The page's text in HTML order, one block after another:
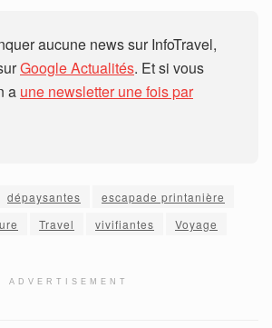
aucune news sur InfoTravel,
Google Actualités. Et si vous
a une newsletter une fois par
dépaysantes
escapade printanière
Travel vivifiantes Voyage
ADVERTISEMENT